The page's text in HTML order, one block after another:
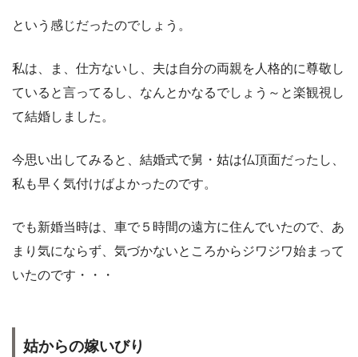
という感じだったのでしょう。
私は、ま、仕方ないし、夫は自分の両親を人格的に尊敬し
ていると言ってるし、なんとかなるでしょう～と楽観視し
て結婚しました。
今思い出してみると、結婚式で舅・姑は仏頂面だったし、
私も早く気付けばよかったのです。
でも新婚当時は、車で５時間の遠方に住んでいたので、あ
まり気にならず、気づかないところからジワジワ始まって
いたのです・・・
姑からの嫁いびり